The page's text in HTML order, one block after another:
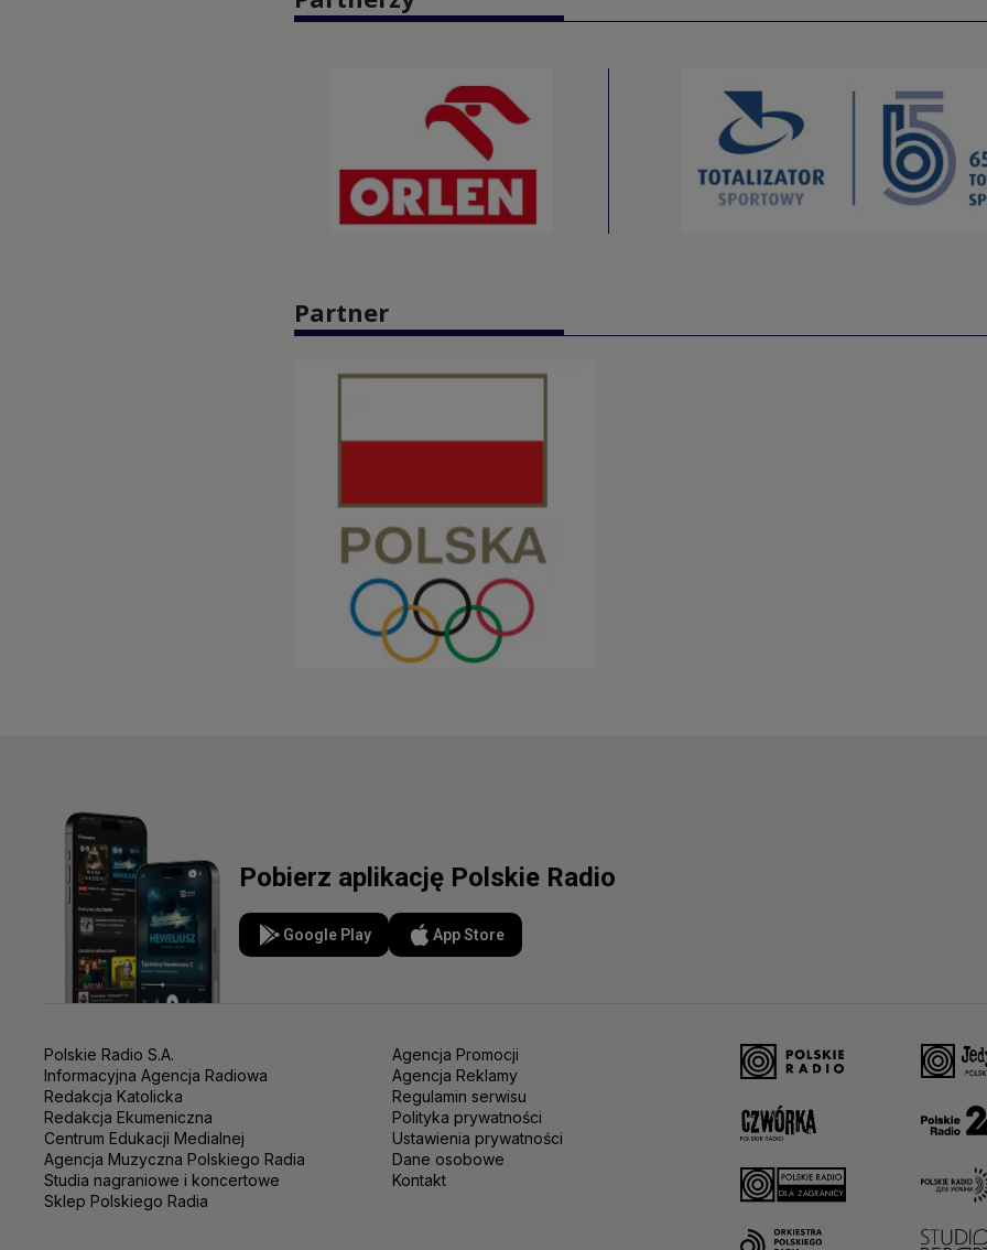
Partner
Pobierz aplikację Polskie Radio
Google Play App Store
Polskie Radio S.A.
Informacyjna Agencja Radiowa
Redakcja Katolicka
Redakcja Ekumeniczna
Centrum Edukacji Medialnej
Agencja Muzyczna Polskiego Radia
Studia nagraniowe i koncertowe
Sklep Polskiego Radia
Agencja Promocji
Agencja Reklamy
Regulamin serwisu
Polityka prywatności
Ustawienia prywatności
Dane osobowe
Kontakt